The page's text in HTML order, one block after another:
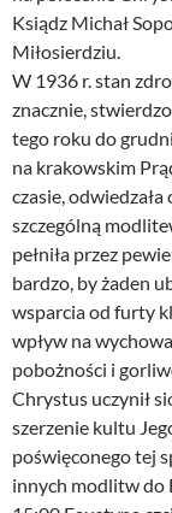
Ksiądz Michał
Miłosierdziu.
W 1936 r. stan
znacznie,
tego roku do
na krakowskim
czasie,
szczególną
pełniła przez
bardzo, by żaden
wsparcia od furty
wpływ na
pobożności i
Chrystus uczynił
szerzenie kultu
poświęconego tej
innych modlitw do